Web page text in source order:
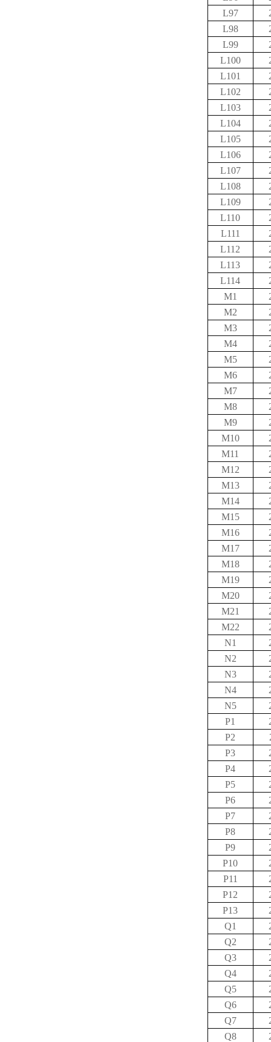
L97
L98
L99
L100
L101
L102
L103
L104
L105
L106
L107
L108
L109
L110
L111
L112
L113
L114
M1
M2
M3
M4
M5
M6
M7
M8
M9
M10
M11
M12
M13
M14
M15
M16
M17
M18
M19
M20
M21
M22
N1
N2
N3
N4
N5
P1
P2
P3
P4
P5
P6
P7
P8
P9
P10
P11
P12
P13
Q1
Q2
Q3
Q4
Q5
Q6
Q7
Q8